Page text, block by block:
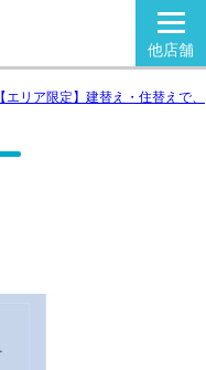
他店舗
【エリア限定】建替え・住替えで、